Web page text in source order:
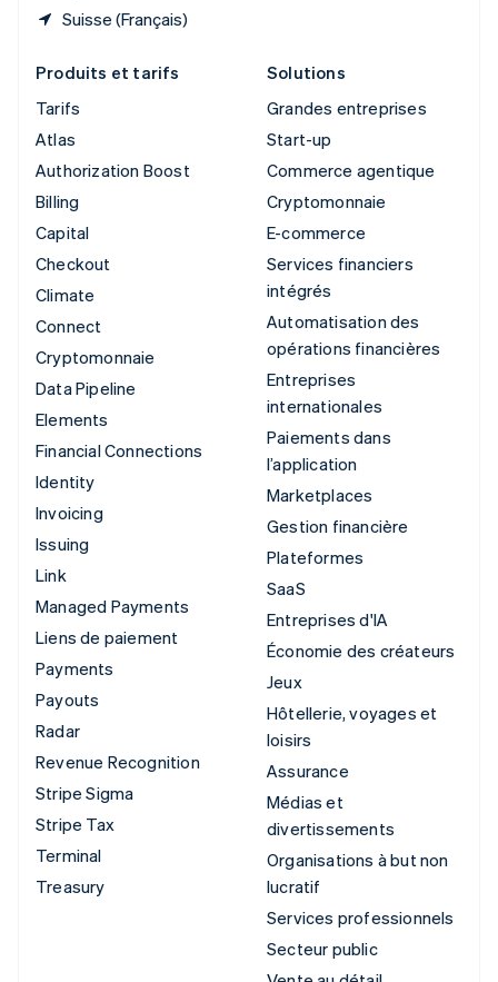
Suisse (Français)
Produits et tarifs
Tarifs
Atlas
Authorization Boost
Billing
Capital
Checkout
Climate
Connect
Cryptomonnaie
Data Pipeline
Elements
Financial Connections
Identity
Invoicing
Issuing
Link
Managed Payments
Liens de paiement
Payments
Payouts
Radar
Revenue Recognition
Stripe Sigma
Stripe Tax
Terminal
Treasury
Solutions
Grandes entreprises
Start-up
Commerce agentique
Cryptomonnaie
E-commerce
Services financiers
intégrés
Automatisation des
opérations financières
Entreprises
internationales
Paiements dans
l’application
Marketplaces
Gestion financière
Plateformes
SaaS
Entreprises d'IA
Économie des créateurs
Jeux
Hôtellerie, voyages et
loisirs
Assurance
Médias et
divertissements
Organisations à but non
lucratif
Services professionnels
Secteur public